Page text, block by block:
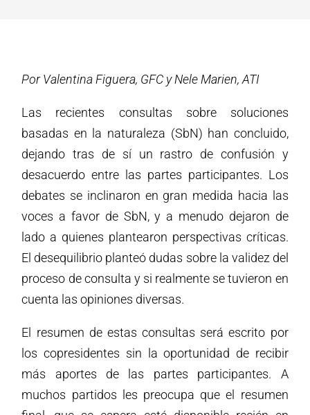
Por Valentina Figuera, GFC y Nele Marien, ATI
Las recientes consultas sobre soluciones
basadas en la naturaleza (SbN) han concluido,
dejando tras de sí un rastro de confusión y
desacuerdo entre las partes participantes. Los
debates se inclinaron en gran medida hacia las
voces a favor de SbN, y a menudo dejaron de
lado a quienes plantearon perspectivas críticas.
El desequilibrio planteó dudas sobre la validez del
proceso de consulta y si realmente se tuvieron en
cuenta las opiniones diversas.
El resumen de estas consultas será escrito por
los copresidentes sin la oportunidad de recibir
más aportes de las partes participantes. A
muchos partidos les preocupa que el resumen